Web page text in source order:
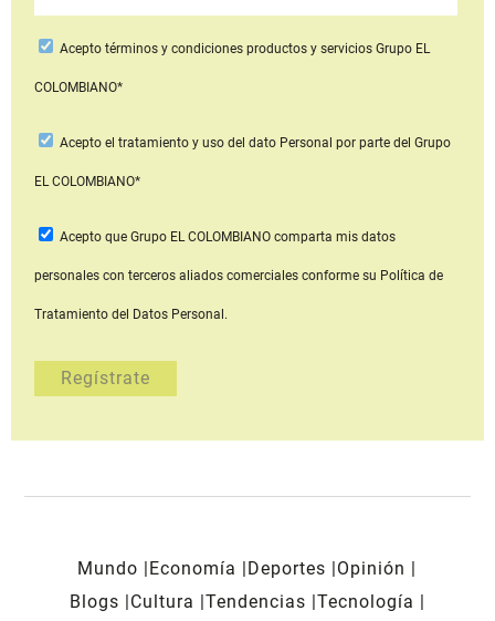
Aceptotérminos y condiciones productos y serviciosGrupo EL
COLOMBIANO*
Acepto el tratamiento y uso del dato Personal por parte del Grupo
EL COLOMBIANO*
Acepto que Grupo EL COLOMBIANOcomparta mis datos
personales con terceros aliados comerciales conforme su Política de
Tratamiento del Datos Personal.
Mundo Economía Deportes
Opinión
Blogs
Cultura Tendencias Tecnología